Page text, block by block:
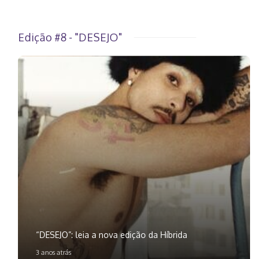
Edição #8 - "DESEJO"
“DESEJO”: leia a nova edição da Híbrida
3 anos atrás